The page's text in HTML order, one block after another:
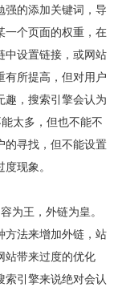
强的添加关键词，导
一个页面的权重，在
中设置链接，或网站
有所提高，但对用户
趣，搜索引擎会认为
太多，但也不能不
的寻找，但不能设置
现象。
为王，外链为皇。
方法来增加外链，站
站带来过度的优化
引擎来说绝对会认